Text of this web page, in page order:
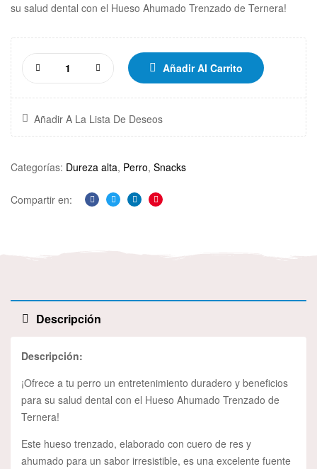
su salud dental con el Hueso Ahumado Trenzado de Ternera!
Añadir Al Carrito
Añadir A La Lista De Deseos
Categorías: Dureza alta, Perro, Snacks
Compartir en:
Facebook
TwitterLinkedinPinterest
Descripción
Descripción:
¡Ofrece a tu perro un entretenimiento duradero y beneficios
para su salud dental con el Hueso Ahumado Trenzado de
Ternera!
Este hueso trenzado, elaborado con cuero de res y
ahumado para un sabor irresistible, es una excelente fuente